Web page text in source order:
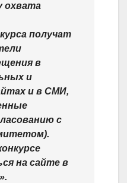
охвата
получат
в
и
и в СМИ,
с
на сайте в